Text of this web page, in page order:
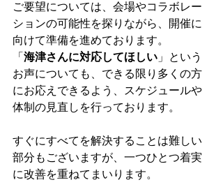
ご要望については、会場やコラボレー
ションの可能性を探りながら、開催に
向けて準備を進めております。
「 海津さんに対応してほしい」という
お声についても、できる限り多くの方
にお応えできるよう、スケジュールや
体制の見直しを行っております。
すぐにすべてを解決することは難しい
部分もございますが、一つひとつ着実
に改善を重ねてまいります。